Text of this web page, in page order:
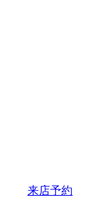
来店予約